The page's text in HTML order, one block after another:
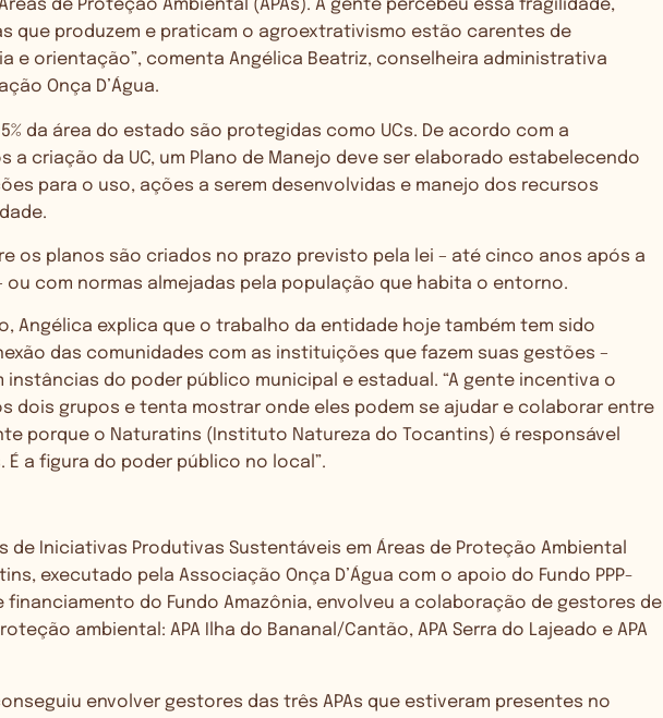
de Proteção Ambiental (APAs). A gente percebeu essa fragilidade,
que produzem e praticam o agroextrativismo estão carentes de
e orientação”, comenta Angélica Beatriz, conselheira administrativa
Onça D’Água.
da área do estado são protegidas como UCs. De acordo com a
a criação da UC, um Plano de Manejo deve ser elaborado estabelecendo
para o uso, ações a serem desenvolvidas e manejo dos recursos
os planos são criados no prazo previsto pela lei – até cinco anos após a
ou com normas almejadas pela população que habita o entorno.
Angélica explica que o trabalho da entidade hoje também tem sido
das comunidades com as instituições que fazem suas gestões –
instâncias do poder público municipal e estadual. “A gente incentiva o
dois grupos e tenta mostrar onde eles podem se ajudar e colaborar entre
porque o Naturatins (Instituto Natureza do Tocantins) é responsável
É a figura do poder público no local”.
de Iniciativas Produtivas Sustentáveis em Áreas de Proteção Ambiental
executado pela Associação Onça D’Água com o apoio do Fundo PPP-
e financiamento do Fundo Amazônia, envolveu a colaboração de gestores de
ambiental: APA Ilha do Bananal/Cantão, APA Serra do Lajeado e APA
envolver gestores das três APAs que estiveram presentes no